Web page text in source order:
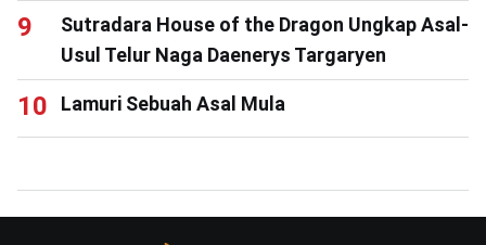
Sutradara House of the Dragon Ungkap Asal-
Usul Telur Naga Daenerys Targaryen
Lamuri Sebuah Asal Mula